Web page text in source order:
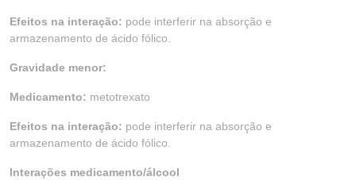
Efeitos na interação: pode interferir na absorção e
armazenamento de ácido fólico.
Gravidade menor:
Medicamento: metotrexato
Efeitos na interação: pode interferir na absorção e
armazenamento de ácido fólico.
Interações medicamento/álcool